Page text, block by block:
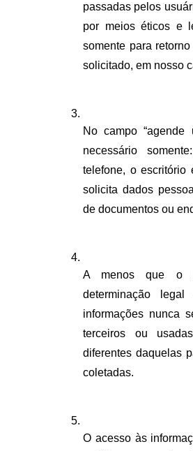
passadas pelos
por meios éticos e
somente para
solicitado, em nosso
No campo “agende
necessário
telefone, o escritório
solicita dados
de documentos ou
A menos que o
determinação
informações nunca
terceiros ou
diferentes daquelas
coletadas.
O acesso às